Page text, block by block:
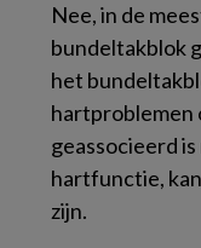
Nee, in de
bundeltakblok
het
hartproblemen
geassocieerd
hartfunctie,
zijn.